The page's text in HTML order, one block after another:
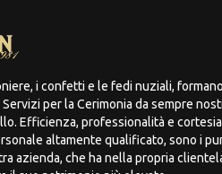
i confetti e le fedi nuziali,
per la Cerimonia da sempre
Efficienza, professionalità e
altamente qualificato, sono i
azienda, che ha nella propria